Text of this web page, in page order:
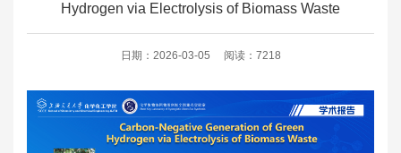
Hydrogen via Electrolysis of Biomass Waste
日期：2026-03-05 阅读：7218